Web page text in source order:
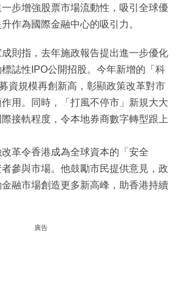
步增強股票市場流動性，吸引全球優
作為國際金融中心的吸引力。
則指，去年施政報告提出進一步優化
誌性IPO公開招股。今年新增的「科
資規模再創新高，彰顯政策改革對市
用。同時，「打風不停市」新規大大
接軌程度，令本地券商數字轉型跟上
革令香港成為全球資本的「安全
參與市場。他鼓勵市民提供意見，政
融市場創造更多新高峰，助香港持續
廣告